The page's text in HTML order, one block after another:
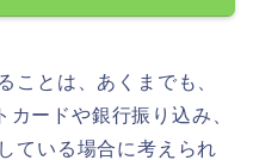
ことは、あくまでも、
ードや銀行振り込み、
ている場合に考えられ